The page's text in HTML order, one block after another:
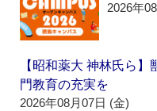
2026年
【昭和薬大 神林氏ら
門教育の充実を
2026年08月07日 (金)